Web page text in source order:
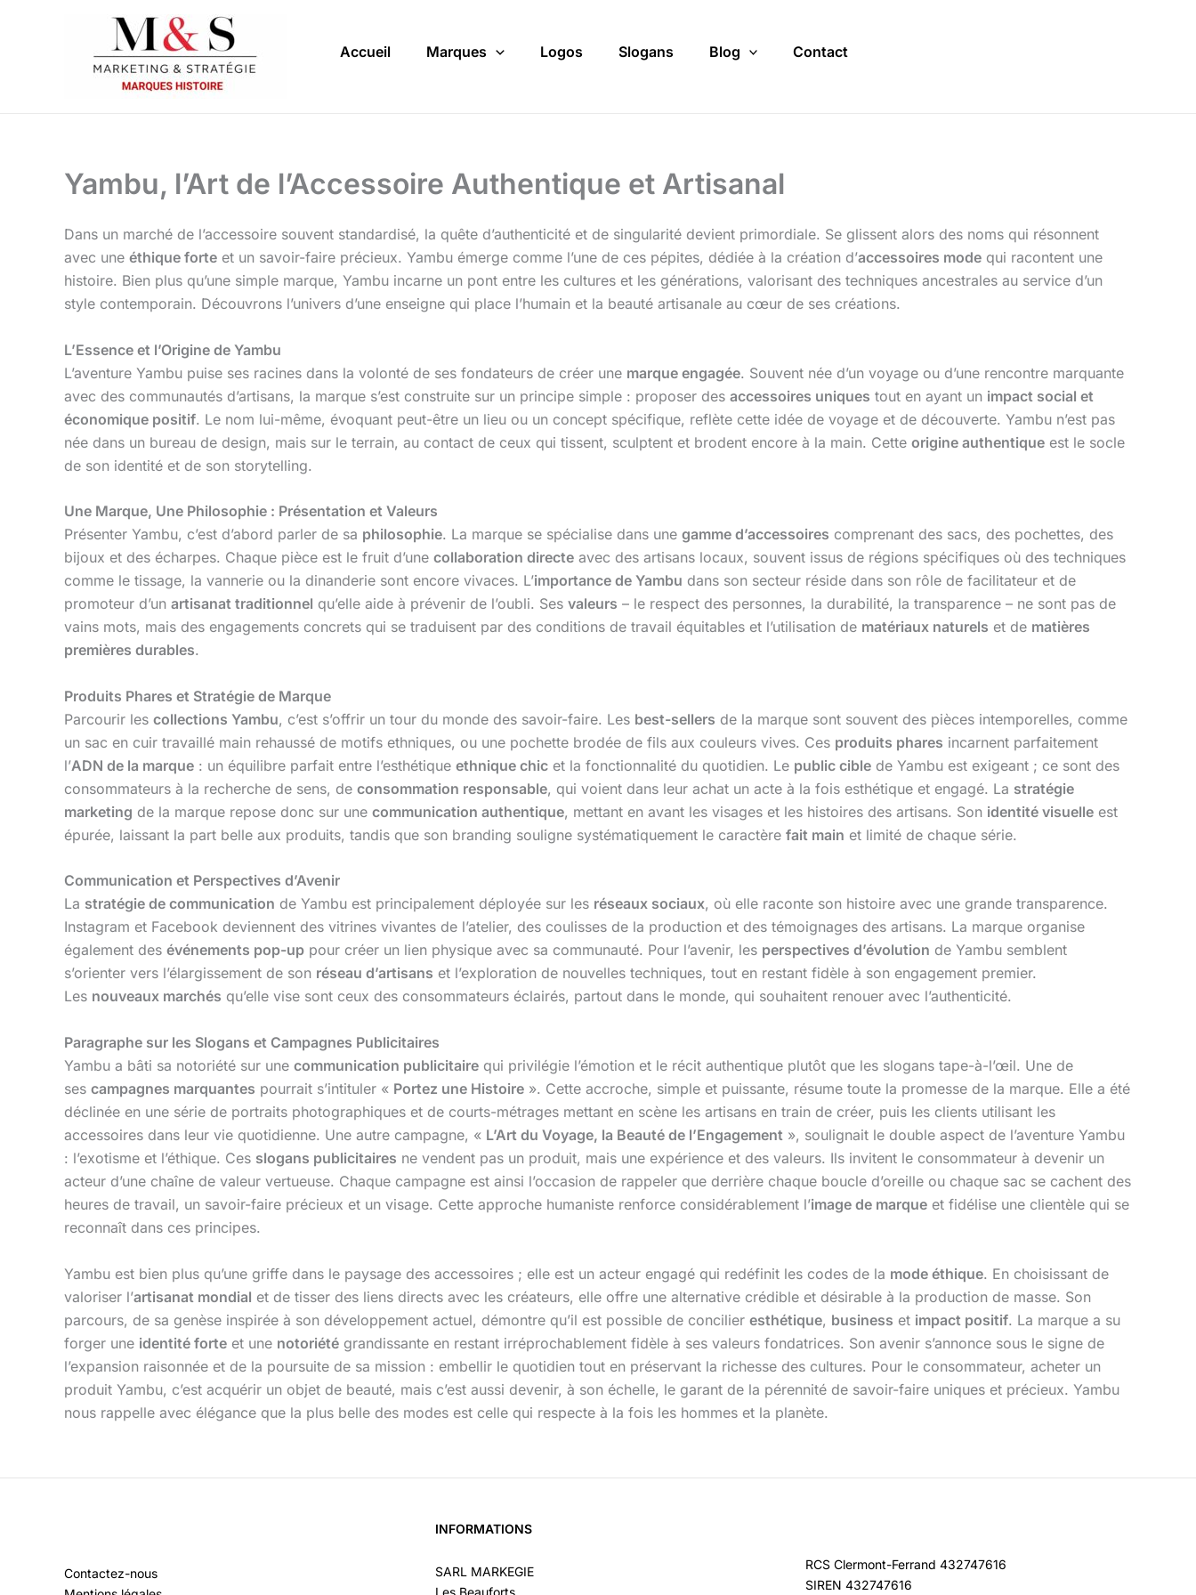
Accueil Marques Logos Slogans Blog Contact
Yambu, l’Art de l’Accessoire Authentique et Artisanal
Dans un marché de l’accessoire souvent standardisé, la quête d’authenticité et de singularité devient primordiale. Se glissent alors des noms qui résonnent
avec une éthique forte et un savoir-faire précieux. Yambu émerge comme l’une de ces pépites, dédiée à la création d’accessoires mode qui racontent une
histoire. Bien plus qu’une simple marque, Yambu incarne un pont entre les cultures et les générations, valorisant des techniques ancestrales au service d’un
style contemporain. Découvrons l’univers d’une enseigne qui place l’humain et la beauté artisanale au cœur de ses créations.
L’Essence et l’Origine de Yambu
L’aventure Yambu puise ses racines dans la volonté de ses fondateurs de créer une marque engagée. Souvent née d’un voyage ou d’une rencontre marquante
avec des communautés d’artisans, la marque s’est construite sur un principe simple : proposer des accessoires uniques tout en ayant un impact social et
économique positif. Le nom lui-même, évoquant peut-être un lieu ou un concept spécifique, reflète cette idée de voyage et de découverte. Yambu n’est pas
née dans un bureau de design, mais sur le terrain, au contact de ceux qui tissent, sculptent et brodent encore à la main. Cette origine authentique est le socle
de son identité et de son storytelling.
Une Marque, Une Philosophie : Présentation et Valeurs
Présenter Yambu, c’est d’abord parler de sa philosophie. La marque se spécialise dans une gamme d’accessoires comprenant des sacs, des pochettes, des
bijoux et des écharpes. Chaque pièce est le fruit d’une collaboration directe avec des artisans locaux, souvent issus de régions spécifiques où des techniques
comme le tissage, la vannerie ou la dinanderie sont encore vivaces. L’importance de Yambu dans son secteur réside dans son rôle de facilitateur et de
promoteur d’un artisanat traditionnel qu’elle aide à prévenir de l’oubli. Ses valeurs – le respect des personnes, la durabilité, la transparence – ne sont pas de
vains mots, mais des engagements concrets qui se traduisent par des conditions de travail équitables et l’utilisation de matériaux naturels et de matières
premières durables.
Produits Phares et Stratégie de Marque
Parcourir les collections Yambu, c’est s’offrir un tour du monde des savoir-faire. Les best-sellers de la marque sont souvent des pièces intemporelles, comme
un sac en cuir travaillé main rehaussé de motifs ethniques, ou une pochette brodée de fils aux couleurs vives. Ces produits phares incarnent parfaitement
l’ADN de la marque : un équilibre parfait entre l’esthétique ethnique chic et la fonctionnalité du quotidien. Le public cible de Yambu est exigeant ; ce sont des
consommateurs à la recherche de sens, de consommation responsable, qui voient dans leur achat un acte à la fois esthétique et engagé. La stratégie
marketing de la marque repose donc sur une communication authentique, mettant en avant les visages et les histoires des artisans. Son identité visuelle est
épurée, laissant la part belle aux produits, tandis que son branding souligne systématiquement le caractère fait main et limité de chaque série.
Communication et Perspectives d’Avenir
La stratégie de communication de Yambu est principalement déployée sur les réseaux sociaux, où elle raconte son histoire avec une grande transparence.
Instagram et Facebook deviennent des vitrines vivantes de l’atelier, des coulisses de la production et des témoignages des artisans. La marque organise
également des événements pop-up pour créer un lien physique avec sa communauté. Pour l’avenir, les perspectives d’évolution de Yambu semblent
s’orienter vers l’élargissement de son réseau d’artisans et l’exploration de nouvelles techniques, tout en restant fidèle à son engagement premier.
Les nouveaux marchés qu’elle vise sont ceux des consommateurs éclairés, partout dans le monde, qui souhaitent renouer avec l’authenticité.
Paragraphe sur les Slogans et Campagnes Publicitaires
Yambu a bâti sa notoriété sur une communication publicitaire qui privilégie l’émotion et le récit authentique plutôt que les slogans tape-à-l’œil. Une de
ses campagnes marquantes pourrait s’intituler « Portez une Histoire ». Cette accroche, simple et puissante, résume toute la promesse de la marque. Elle a été
déclinée en une série de portraits photographiques et de courts-métrages mettant en scène les artisans en train de créer, puis les clients utilisant les
accessoires dans leur vie quotidienne. Une autre campagne, « L’Art du Voyage, la Beauté de l’Engagement », soulignait le double aspect de l’aventure Yambu
: l’exotisme et l’éthique. Ces slogans publicitaires ne vendent pas un produit, mais une expérience et des valeurs. Ils invitent le consommateur à devenir un
acteur d’une chaîne de valeur vertueuse. Chaque campagne est ainsi l’occasion de rappeler que derrière chaque boucle d’oreille ou chaque sac se cachent des
heures de travail, un savoir-faire précieux et un visage. Cette approche humaniste renforce considérablement l’image de marque et fidélise une clientèle qui se
reconnaît dans ces principes.
Yambu est bien plus qu’une griffe dans le paysage des accessoires ; elle est un acteur engagé qui redéfinit les codes de la mode éthique. En choisissant de
valoriser l’artisanat mondial et de tisser des liens directs avec les créateurs, elle offre une alternative crédible et désirable à la production de masse. Son
parcours, de sa genèse inspirée à son développement actuel, démontre qu’il est possible de concilier esthétique, business et impact positif. La marque a su
forger une identité forte et une notoriété grandissante en restant irréprochablement fidèle à ses valeurs fondatrices. Son avenir s’annonce sous le signe de
l’expansion raisonnée et de la poursuite de sa mission : embellir le quotidien tout en préservant la richesse des cultures. Pour le consommateur, acheter un
produit Yambu, c’est acquérir un objet de beauté, mais c’est aussi devenir, à son échelle, le garant de la pérennité de savoir-faire uniques et précieux. Yambu
nous rappelle avec élégance que la plus belle des modes est celle qui respecte à la fois les hommes et la planète.
Contactez-nous
INFORMATIONS
SARL MARKEGIE
Les Beauforts
RCS Clermont-Ferrand 432747616
SIREN 432747616